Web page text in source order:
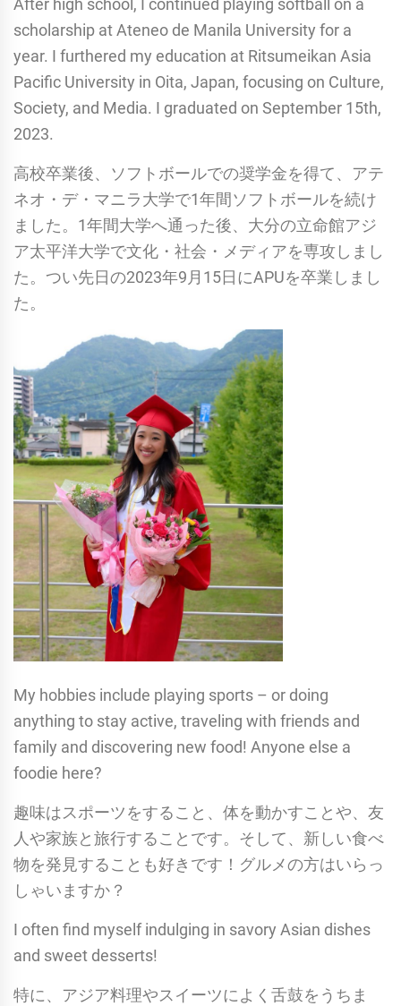
After high school, I continued playing softball on a
scholarship at Ateneo de Manila University for a
year. I furthered my education at Ritsumeikan Asia
Pacific University in Oita, Japan, focusing on Culture,
Society, and Media. I graduated on September 15th,
2023.
高校卒業後、ソフトボールでの奨学金を得て、アテ
ネオ・デ・マニラ大学で1年間ソフトボールを続け
ました。1年間大学へ通った後、大分の立命館アジ
ア太平洋大学で文化・社会・メディアを専攻しまし
た。つい先日の2023年9月15日にAPUを卒業しまし
た。
My hobbies include playing sports – or doing
anything to stay active, traveling with friends and
family and discovering new food! Anyone else a
foodie here?
趣味はスポーツをすること、体を動かすことや、友
人や家族と旅行することです。 そして、新しい食べ
物を発見することも好きです！グルメの方はいらっ
しゃいますか？
I often find myself indulging in savory Asian dishes
and sweet desserts!
特に、アジア料理やスイーツによく舌鼓をうちま